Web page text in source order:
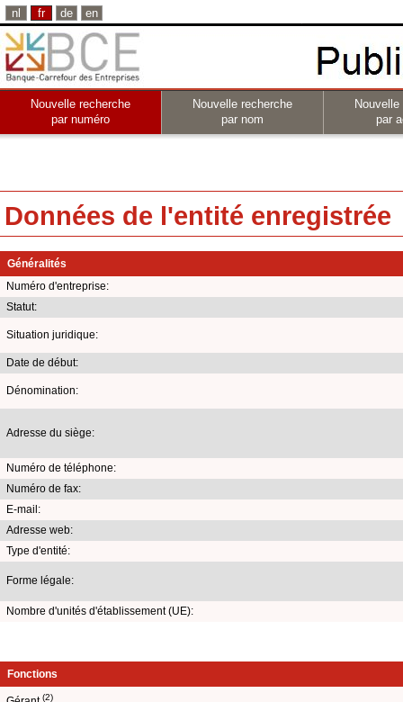
nl fr de en
Nouvelle recherche
par numéro
Nouvelle recherche
par nom
par
Données de l'entité enregistrée
Généralités
Numéro d'entreprise:
Statut:
Situation juridique:
Date de début:
Dénomination:
Adresse du siège:
Numéro de téléphone:
Numéro de fax:
E-mail:
Adresse web:
Type d'entité:
Forme légale:
Nombre d'unités d'établissement (UE):
Fonctions
(2)